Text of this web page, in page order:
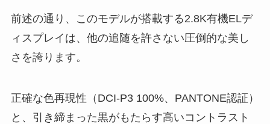
前述の通り、このモデルが搭載する2.8K有機ELデ
ィスプレイは、他の追随を許さない圧倒的な美し
さを誇ります。
正確な色再現性（DCI-P3 100%、PANTONE認証）
と、引き締まった黒がもたらす高いコントラスト